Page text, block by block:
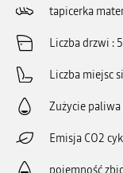
tapicerka
Liczba drzwi 5
Liczba miejsc
Zużycie
Emisja CO2
pojemność